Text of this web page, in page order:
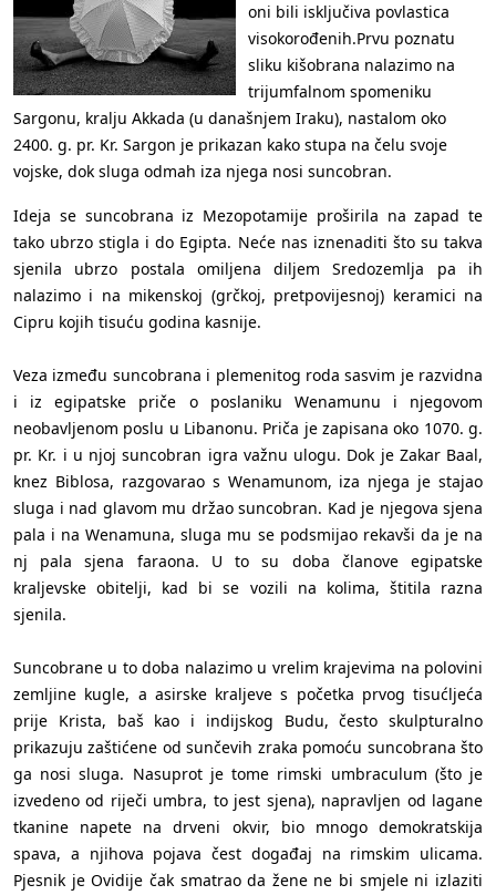
oni bili isključiva povlastica
visokorođenih.Prvu poznatu
sliku kišobrana nalazimo na
trijumfalnom spomeniku
Sargonu, kralju Akkada (u današnjem Iraku), nastalom oko
2400. g. pr. Kr. Sargon je prikazan kako stupa na čelu svoje
vojske, dok sluga odmah iza njega nosi suncobran.
Ideja se suncobrana iz Mezopotamije proširila na zapad te
tako ubrzo stigla i do Egipta. Neće nas iznenaditi što su takva
sjenila ubrzo postala omiljena diljem Sredozemlja pa ih
nalazimo i na mikenskoj (grčkoj, pretpovijesnoj) keramici na
Cipru kojih tisuću godina kasnije.
Veza između suncobrana i plemenitog roda sasvim je razvidna
i iz egipatske priče o poslaniku Wenamunu i njegovom
neobavljenom poslu u Libanonu. Priča je zapisana oko 1070. g.
pr. Kr. i u njoj suncobran igra važnu ulogu. Dok je Zakar Baal,
knez Biblosa, razgovarao s Wenamunom, iza njega je stajao
sluga i nad glavom mu držao suncobran. Kad je njegova sjena
pala i na Wenamuna, sluga mu se podsmijao rekavši da je na
nj pala sjena faraona. U to su doba članove egipatske
kraljevske obitelji, kad bi se vozili na kolima, štitila razna
sjenila.
Suncobrane u to doba nalazimo u vrelim krajevima na polovini
zemljine kugle, a asirske kraljeve s početka prvog tisućljeća
prije Krista, baš kao i indijskog Budu, često skulpturalno
prikazuju zaštićene od sunčevih zraka pomoću suncobrana što
ga nosi sluga. Nasuprot je tome rimski umbraculum (što je
izvedeno od riječi umbra, to jest sjena), napravljen od lagane
tkanine napete na drveni okvir, bio mnogo demokratskija
spava, a njihova pojava čest događaj na rimskim ulicama.
Pjesnik je Ovidije čak smatrao da žene ne bi smjele ni izlaziti